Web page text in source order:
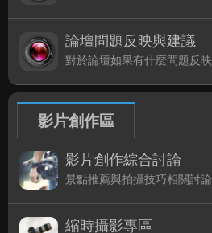
論壇問題反映與建議
影片創作區
影片創作綜合討論
景點推薦與拍攝技巧相關討論
縮時攝影專區